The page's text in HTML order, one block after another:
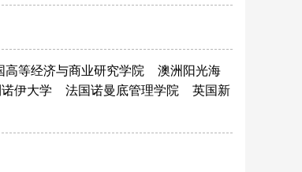
高等经济与商业研究学院
澳洲阳光海
伊大学 法国诺曼底管理学院
英国新